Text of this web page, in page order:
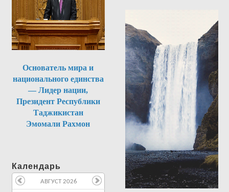
Основатель мира и
национального единства
— Лидер нации,
Президент Республики
Таджикистан
Эмомали Рахмон
Календарь
АВГУСТ 2026